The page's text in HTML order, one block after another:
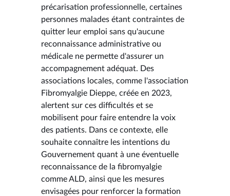
précarisation professionnelle, certaines
personnes malades étant contraintes de
quitter leur emploi sans qu'aucune
reconnaissance administrative ou
médicale ne permette d'assurer un
accompagnement adéquat. Des
associations locales, comme l'association
Fibromyalgie Dieppe, créée en 2023,
alertent sur ces difficultés et se
mobilisent pour faire entendre la voix
des patients. Dans ce contexte, elle
souhaite connaître les intentions du
Gouvernement quant à une éventuelle
reconnaissance de la fibromyalgie
comme ALD, ainsi que les mesures
envisagées pour renforcer la formation